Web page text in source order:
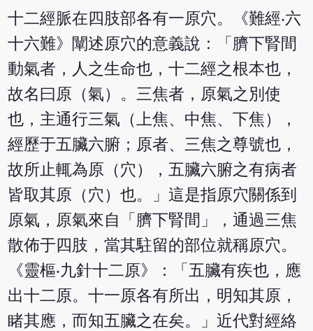
十二經脈在四肢部各有一原穴。《難經‧六
十六難》闡述原穴的意義說：「臍下腎間
動氣者，人之生命也，十二經之根本也，
故名曰原（氣）。三焦者，原氣之別使
也，主通行三氣（上焦、中焦、下焦），
經歷于五臟六腑；原者、三焦之尊號也，
故所止輒為原（穴），五臟六腑之有病者
皆取其原（穴）也。」這是指原穴關係到
原氣，原氣來自「臍下腎間」，通過三焦
散佈于四肢，當其駐留的部位就稱原穴。
《靈樞‧九針十二原》：「五臟有疾也，應
出十二原。十一原各有所出，明知其原，
睹其應，而知五臟之在矣。」近代對經絡